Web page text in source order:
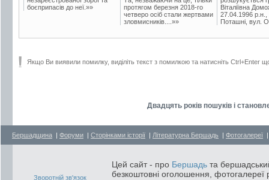
боєприпасів до неї.»»
протягом березня 2018-го
четверо осіб стали жертвами
зловмисників....»»
Віталіївна
27.04.1996 р.н.,
Поташні, вул.
Якщо Ви виявили помилку, виділіть текст з помилкою та натисніть Ctrl+Enter
Двадцять років пошуків і
Бершадщина | Форуми | Сторінками історії | Літературна Бершадь | Фотогалереї
Зворотній зв'язок
Цей сайт - про Бершадь та
безкоштовні оголошення, фотогалереї